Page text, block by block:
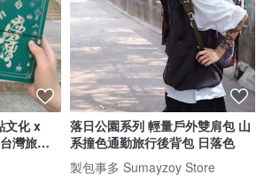
文化 x
灣旅行
落日公園系列 輕量戶外雙肩包 山
系撞色通勤旅行後背包 日落色
製包事多 Sumayzoy Store